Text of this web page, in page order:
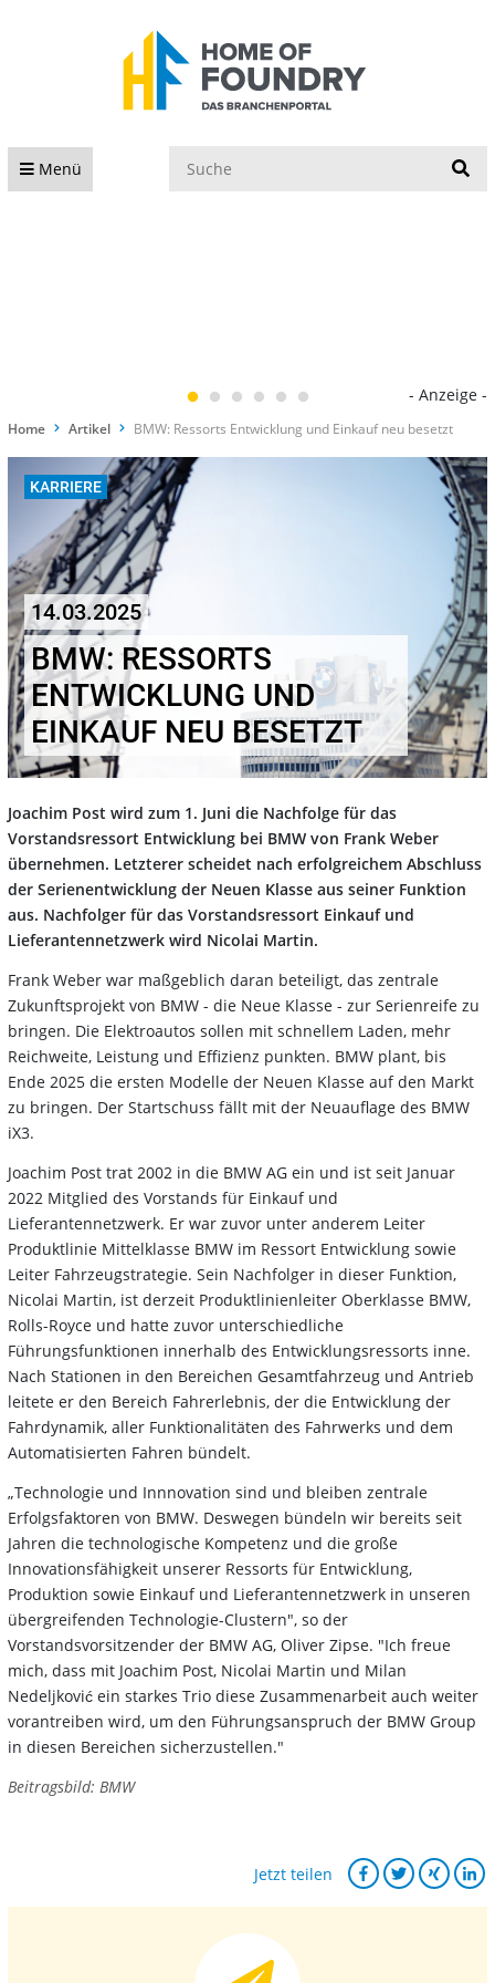
Menü
- Anzeige -
Home Artikel BMW: Ressorts Entwicklung und Einkauf neu besetzt
KARRIERE
14.03.2025
BMW: RESSORTS
ENTWICKLUNG UND
EINKAUF NEU BESETZT
Joachim Post wird zum 1. Juni die Nachfolge für das
Vorstandsressort Entwicklung bei BMW von Frank Weber
übernehmen. Letzterer scheidet nach erfolgreichem Abschluss
der Serienentwicklung der Neuen Klasse aus seiner Funktion
aus. Nachfolger für das Vorstandsressort Einkauf und
Lieferantennetzwerk wird Nicolai Martin.
Frank Weber war maßgeblich daran beteiligt, das zentrale
Zukunftsprojekt von BMW - die Neue Klasse - zur Serienreife zu
bringen. Die Elektroautos sollen mit schnellem Laden, mehr
Reichweite, Leistung und Effizienz punkten. BMW plant, bis
Ende 2025 die ersten Modelle der Neuen Klasse auf den Markt
zu bringen. Der Startschuss fällt mit der Neuauflage des BMW
iX3.
Joachim Post trat 2002 in die BMW AG ein und ist seit Januar
2022 Mitglied des Vorstands für Einkauf und
Lieferantennetzwerk. Er war zuvor unter anderem Leiter
Produktlinie Mittelklasse BMW im Ressort Entwicklung sowie
Leiter Fahrzeugstrategie. Sein Nachfolger in dieser Funktion,
Nicolai Martin, ist derzeit Produktlinienleiter Oberklasse BMW,
Rolls-Royce und hatte zuvor unterschiedliche
Führungsfunktionen innerhalb des Entwicklungsressorts inne.
Nach Stationen in den Bereichen Gesamtfahrzeug und Antrieb
leitete er den Bereich Fahrerlebnis, der die Entwicklung der
Fahrdynamik, aller Funktionalitäten des Fahrwerks und dem
Automatisierten Fahren bündelt.
„Technologie und Innnovation sind und bleiben zentrale
Erfolgsfaktoren von BMW. Deswegen bündeln wir bereits seit
Jahren die technologische Kompetenz und die große
Innovationsfähigkeit unserer Ressorts für Entwicklung,
Produktion sowie Einkauf und Lieferantennetzwerk in unseren
übergreifenden Technologie-Clustern", so der
Vorstandsvorsitzender der BMW AG, Oliver Zipse. "Ich freue
mich, dass mit Joachim Post, Nicolai Martin und Milan
Nedeljković ein starkes Trio diese Zusammenarbeit auch weiter
vorantreiben wird, um den Führungsanspruch der BMW Group
in diesen Bereichen sicherzustellen."
Beitragsbild: BMW
Jetzt teilen